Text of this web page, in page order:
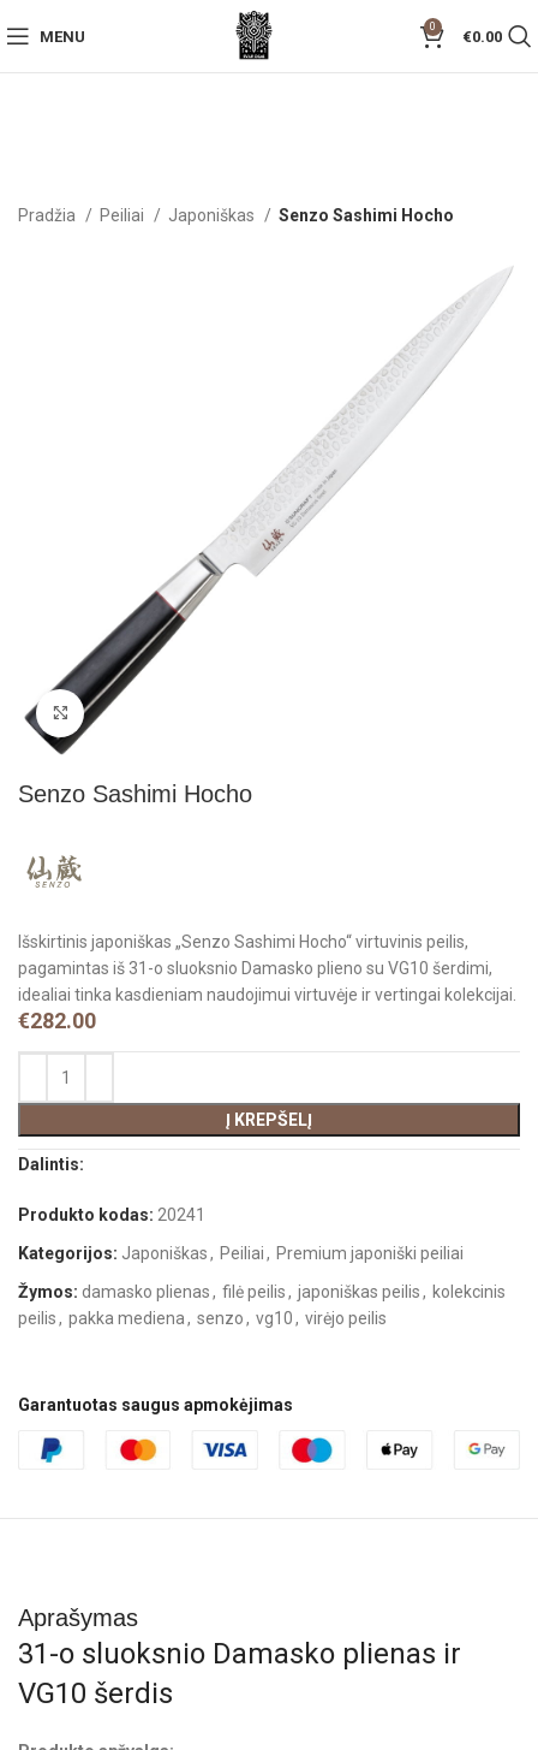
MENU
0
€0.00
Pradžia Peiliai Japoniškas Senzo Sashimi Hocho
Click to enlarge
Senzo Sashimi Hocho
Išskirtinis japoniškas „Senzo Sashimi Hocho“ virtuvinis peilis,
pagamintas iš 31-o sluoksnio Damasko plieno su VG10 šerdimi,
idealiai tinka kasdieniam naudojimui virtuvėje ir vertingai kolekcijai.
€282.00
Į KREPŠELĮ
Dalintis:
Produkto kodas: 20241
Kategorijos: Japoniškas, Peiliai, Premium japoniški peiliai
Žymos: damasko plienas, filė peilis, japoniškas peilis, kolekcinis
peilis, pakka mediena, senzo, vg10, virėjo peilis
Garantuotas saugus apmokėjimas
Aprašymas
31-o sluoksnio Damasko plienas ir
VG10 šerdis